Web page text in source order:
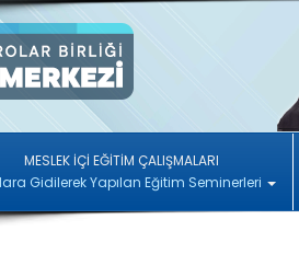
MESLEK İÇİ EĞİTİM ÇALIŞMALARI
Gidilerek Yapılan Eğitim Seminerleri